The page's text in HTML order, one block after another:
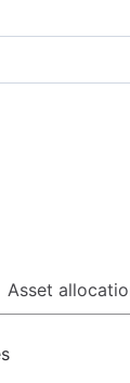
Asset